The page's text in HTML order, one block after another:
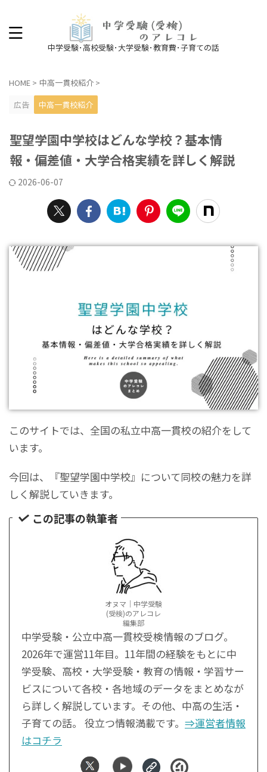
中学受験･高校受験･大学受験･教育費･子育ての話
HOME > 中高一貫校紹介 >
広告
中高一貫校紹介
聖望学園中学校はどんな学校？基本情
報・偏差値・大学合格実績を詳しく解説
2026-06-07
このサイトでは、全国の私立中高一貫校の紹介をして
います。
今回は、『聖望学園中学校』について同校の魅力を詳
しく解説していきます。
この記事の執筆者
オヌマ｜中学受験
(受検)のアレコレ
編集部
中学受験・公立中高一貫校受検情報のブログ。
2026年で運営11年目。11年間の経験をもとに中
学受験、高校・大学受験・教育の情報・学習サー
ビスについて各校・各地域のデータをまとめなが
ら詳しく解説しています。その他、中高の生活・
子育ての話。 役立つ情報満載です。 ⇒運営者情報
はコチラ